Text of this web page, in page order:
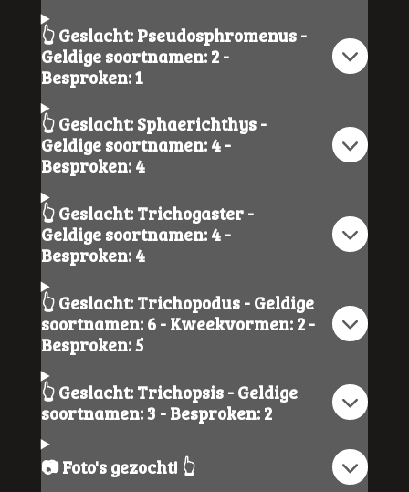
👆 Geslacht: Pseudosphromenus -
Geldige soortnamen: 2 -
Besproken: 1
👆 Geslacht: Sphaerichthys -
Geldige soortnamen: 4 -
Besproken: 4
👆 Geslacht: Trichogaster -
Geldige soortnamen: 4 -
Besproken: 4
👆 Geslacht: Trichopodus - Geldige
soortnamen: 6 - Kweekvormen: 2 -
Besproken: 5
👆 Geslacht: Trichopsis - Geldige
soortnamen: 3 - Besproken: 2
📷 Foto's gezocht! 👆